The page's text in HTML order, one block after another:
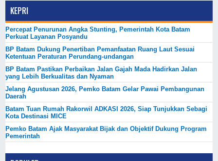
KEPRI
Percepat Penurunan Angka Stunting, Pemerintah Kota Batam
Perkuat Layanan Posyandu
BP Batam Dukung Penertiban Pemanfaatan Ruang Laut Sesuai
Ketentuan Peraturan Perundang-undangan
BP Batam Pastikan Perbaikan Jalan Gajah Mada Hadirkan Jalan
yang Lebih Berkualitas dan Nyaman
Jelang Agustusan 2026, Pemko Batam Gelar Pawai Pembangunan
Daerah
Batam Tuan Rumah Rakorwil ADKASI 2026, Siap Tunjukkan Sebagi
Kota Destinasi MICE
Pemko Batam Ajak Masyarakat Bijak dan Objektif Dukung Program
Pemerintah